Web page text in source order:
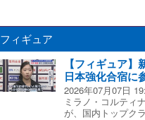
フィギュア
【フィギュア
日本強化合宿に
2026年07月07日
ミラノ・コルティ
が、国内トップク